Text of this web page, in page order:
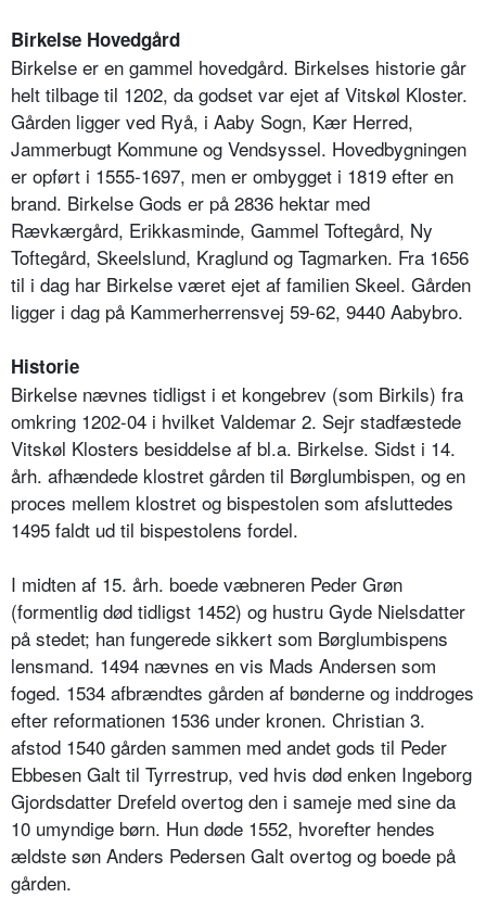
Birkelse Hovedgård
Birkelse er en gammel hovedgård. Birkelses historie går
helt tilbage til 1202, da godset var ejet af Vitskøl Kloster.
Gården ligger ved Ryå, i Aaby Sogn, Kær Herred,
Jammerbugt Kommune og Vendsyssel. Hovedbygningen
er opført i 1555-1697, men er ombygget i 1819 efter en
brand. Birkelse Gods er på 2836 hektar med
Rævkærgård, Erikkasminde, Gammel Toftegård, Ny
Toftegård, Skeelslund, Kraglund og Tagmarken. Fra 1656
til i dag har Birkelse været ejet af familien Skeel. Gården
ligger i dag på Kammerherrensvej 59-62, 9440 Aabybro.
Historie
Birkelse nævnes tidligst i et kongebrev (som Birkils) fra
omkring 1202-04 i hvilket Valdemar 2. Sejr stadfæstede
Vitskøl Klosters besiddelse af bl.a. Birkelse. Sidst i 14.
årh. afhændede klostret gården til Børglumbispen, og en
proces mellem klostret og bispestolen som afsluttedes
1495 faldt ud til bispestolens fordel.
I midten af 15. årh. boede væbneren Peder Grøn
(formentlig død tidligst 1452) og hustru Gyde Nielsdatter
på stedet; han fungerede sikkert som Børglumbispens
lensmand. 1494 nævnes en vis Mads Andersen som
foged. 1534 afbrændtes gården af bønderne og inddroges
efter reformationen 1536 under kronen. Christian 3.
afstod 1540 gården sammen med andet gods til Peder
Ebbesen Galt til Tyrrestrup, ved hvis død enken Ingeborg
Gjordsdatter Drefeld overtog den i sameje med sine da
10 umyndige børn. Hun døde 1552, hvorefter hendes
ældste søn Anders Pedersen Galt overtog og boede på
gården.